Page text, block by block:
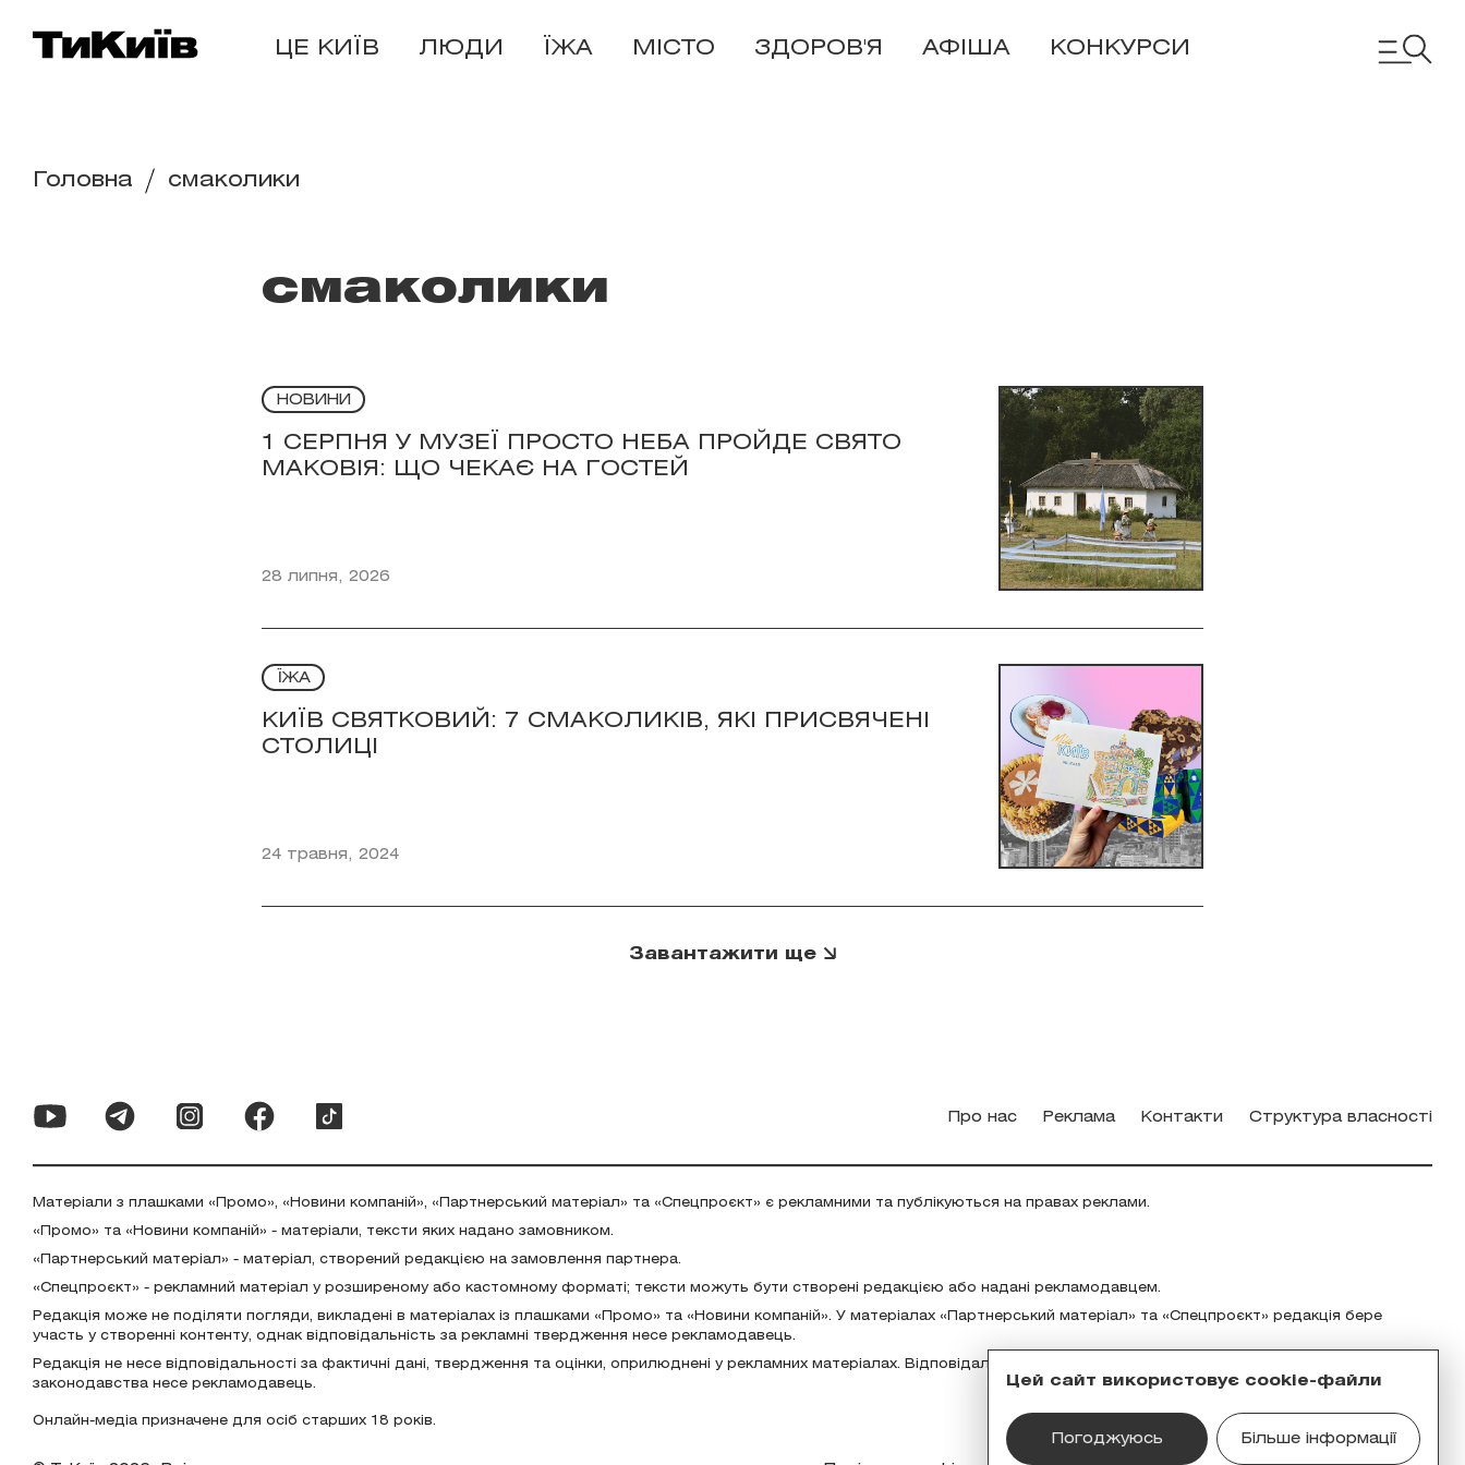
ЦЕ КИЇВ ЛЮДИ ЇЖА МІСТО ЗДОРОВ'Я АФІША КОНКУРСИ
Головна смаколики
смаколики
НОВИНИ
1 СЕРПНЯ У МУЗЕЇ ПРОСТО НЕБА ПРОЙДЕ СВЯТО
МАКОВІЯ: ЩО ЧЕКАЄ НА ГОСТЕЙ
28 липня, 2026
ЇЖА
КИЇВ СВЯТКОВИЙ: 7 СМАКОЛИКІВ, ЯКІ ПРИСВЯЧЕНІ
СТОЛИЦІ
24 травня, 2024
Завантажити ще
Цей сайт використовує cookie-файли
Погоджуюсь Більше інформації
Про нас Реклама Контакти Структура власності
Матеріали з плашками «Промо», «Новини компаній», «Партнерський матеріал» та «Спецпроєкт» є рекламними та публікуються на правах реклами.
«Промо» та «Новини компаній» - матеріали, тексти яких надано замовником.
«Партнерський матеріал» - матеріал, створений редакцією на замовлення партнера.
«Спецпроєкт» - рекламний матеріал у розширеному або кастомному форматі; тексти можуть бути створені редакцією або надані рекламодавцем.
Редакція може не поділяти погляди, викладені в матеріалах із плашками «Промо» та «Новини компаній». У матеріалах «Партнерський матеріал» та «Спецпроєкт» редакція бере
участь у створенні контенту, однак відповідальність за рекламні твердження несе рекламодавець.
Редакція не несе відповідальності за фактичні дані, твердження та оцінки, оприлюднені у рекламних матеріалах. Відповідальність за зміст реклами відповідно до українського
законодавства несе рекламодавець.
Онлайн-медіа призначене для осіб старших 18 років.